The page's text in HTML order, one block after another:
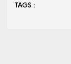
TAGS :